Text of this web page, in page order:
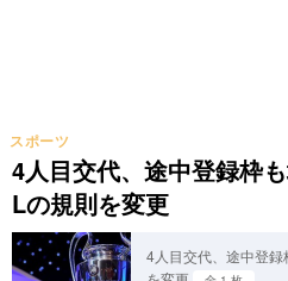
4人目交代、途中登録枠
Lの規則を変更
スポーツ
4人目交代、途中登